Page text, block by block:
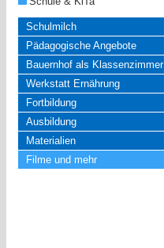
Schulmilch
Pädagogische Angebote
Bauernhof als Klassenzimmer
Werkstatt Ernährung
Fortbildung
Ausbildung
Materialien
Filme und mehr